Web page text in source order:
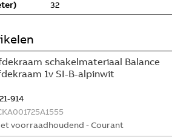
32
schakelmateriaal Balance
1v SI-B-alpinwit
914
voorraadhoudend - Courant